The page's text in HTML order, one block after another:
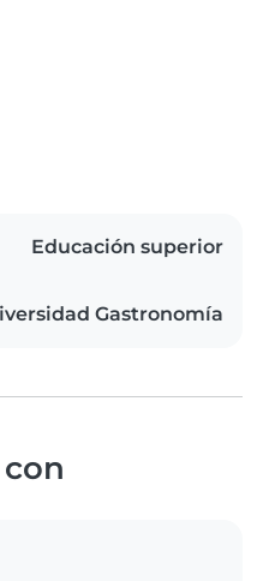
Educación superior
Gastronomía